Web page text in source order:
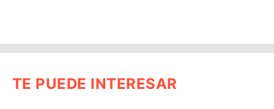
TE PUEDE INTERESAR